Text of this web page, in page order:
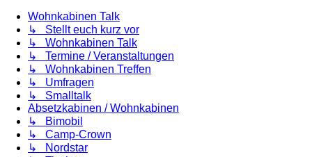
Wohnkabinen Talk
↳ Stellt euch kurz vor
↳ Wohnkabinen Talk
↳ Termine / Veranstaltungen
↳ Wohnkabinen Treffen
↳ Umfragen
↳ Smalltalk
Absetzkabinen / Wohnkabinen
↳ Bimobil
↳ Camp-Crown
↳ Nordstar